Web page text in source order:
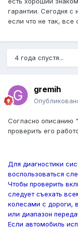
гарантии. Сегодня с
если что не так, все
4 года спустя...
gremih
Согласно описанию
проверить его
Для диагностики
воспользоваться
Чтобы проверить
следует съехать
колесами с дороги,
или диапазон
Если автомобиль